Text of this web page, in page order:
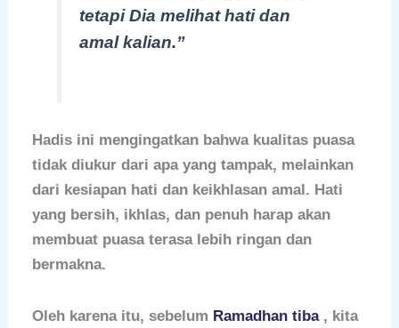
tetapi Dia melihat hati dan
amal kalian.”
Hadis ini mengingatkan bahwa kualitas puasa
tidak diukur dari apa yang tampak, melainkan
dari kesiapan hati dan keikhlasan amal. Hati
yang bersih, ikhlas, dan penuh harap akan
membuat puasa terasa lebih ringan dan
bermakna.
Oleh karena itu, sebelum Ramadhan tiba, kita